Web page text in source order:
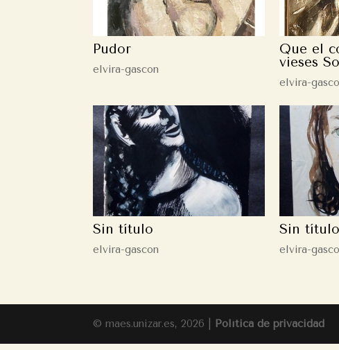
Pudor
elvira-gascon
Que el
vieses
elvira-
Sin título
elvira-gascon
Sin título
elvira-
© maes.unizar.es, 2026 | Política de privacidad